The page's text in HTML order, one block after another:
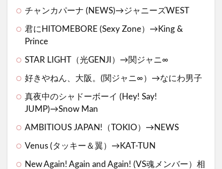
チャンカパーナ (NEWS)→ジャニーズWEST
君にHITOMEBORE (Sexy Zone）→King &
Prince
STAR LIGHT（光GENJI）→関ジャニ∞
好きやねん、大阪。(関ジャニ∞）→なにわ男子
真夜中のシャドーボーイ (Hey! Say!
JUMP)→Snow Man
AMBITIOUS JAPAN! （TOKIO）→NEWS
Venus (タッキー＆翼）→KAT-TUN
New Again! Again and Again! (VS魂メンバー）相